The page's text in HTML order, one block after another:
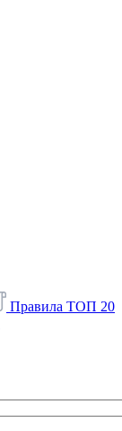
Правила ТОП 20